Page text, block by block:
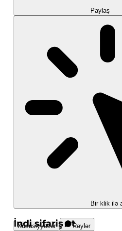
Paylaş
Bir klik ilə
İndi sifariş et
Xüsusiyyətlər Rəylər